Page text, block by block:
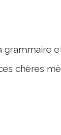
chères